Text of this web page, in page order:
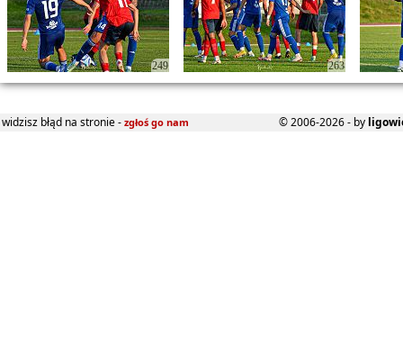
249 263
widzisz błąd na stronie - zgłoś go nam © 2006-2026 - by